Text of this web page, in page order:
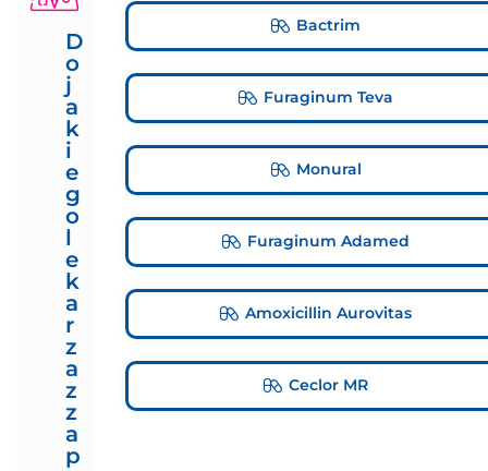
D
o
j
a
k
i
e
g
o
l
e
k
a
r
z
a
z
z
a
p
Bactrim
Furaginum Teva
Monural
Furaginum Adamed
Amoxicillin Aurovitas
Ceclor MR